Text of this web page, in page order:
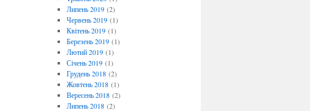
Липень 2019(2)
Червень 2019(1)
Квітень 2019(1)
Березень 2019(1)
Лютий 2019(1)
Січень 2019(1)
Грудень 2018(2)
Жовтень 2018(1)
Вересень 2018(2)
Липень 2018(2)